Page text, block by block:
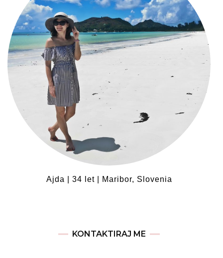
Ajda | 34 let | Maribor, Slovenia
KONTAKTIRAJ ME